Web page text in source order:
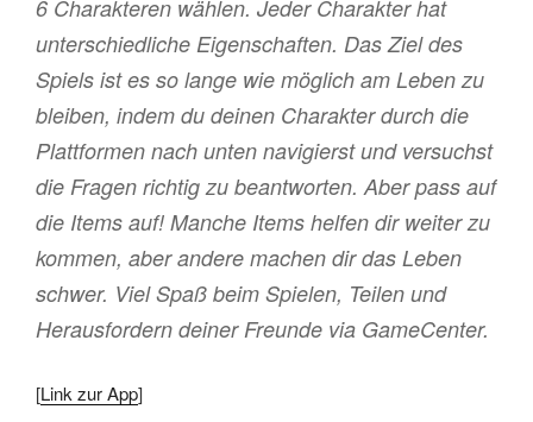
6 Charakteren wählen. Jeder Charakter hat
unterschiedliche Eigenschaften. Das Ziel des
Spiels ist es so lange wie möglich am Leben zu
bleiben, indem du deinen Charakter durch die
Plattformen nach unten navigierst und versuchst
die Fragen richtig zu beantworten. Aber pass auf
die Items auf! Manche Items helfen dir weiter zu
kommen, aber andere machen dir das Leben
schwer. Viel Spaß beim Spielen, Teilen und
Herausfordern deiner Freunde via GameCenter.
[Link zur App]